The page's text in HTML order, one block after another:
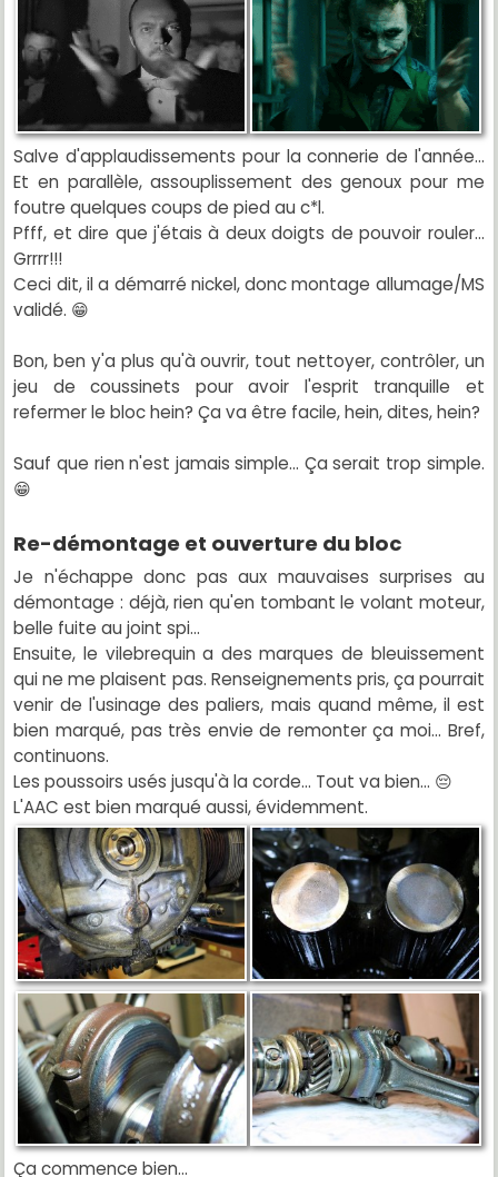
Salve d'applaudissements pour la connerie de l'année...
Et en parallèle, assouplissement des genoux pour me
foutre quelques coups de pied au c*l.
Pfff, et dire que j'étais à deux doigts de pouvoir rouler...
Grrrr!!!
Ceci dit, il a démarré nickel, donc montage allumage/MS
validé. 😁
Bon, ben y'a plus qu'à ouvrir, tout nettoyer, contrôler, un
jeu de coussinets pour avoir l'esprit tranquille et
refermer le bloc hein? Ça va être facile, hein, dites, hein?
Sauf que rien n'est jamais simple... Ça serait trop simple.
😁
Re-démontage et ouverture du bloc
Je n'échappe donc pas aux mauvaises surprises au
démontage : déjà, rien qu'en tombant le volant moteur,
belle fuite au joint spi...
Ensuite, le vilebrequin a des marques de bleuissement
qui ne me plaisent pas. Renseignements pris, ça pourrait
venir de l'usinage des paliers, mais quand même, il est
bien marqué, pas très envie de remonter ça moi... Bref,
continuons.
Les poussoirs usés jusqu'à la corde... Tout va bien... 😔
L'AAC est bien marqué aussi, évidemment.
Ça commence bien...